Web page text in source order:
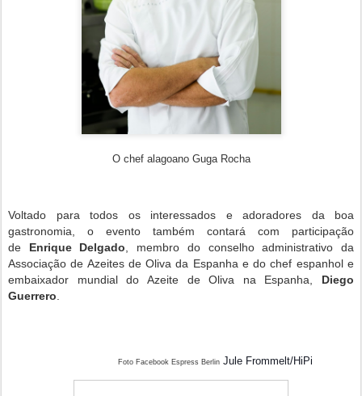
O chef alagoano Guga Rocha
Voltado para todos os interessados e adoradores da boa
gastronomia, o evento também contará com participação
de Enrique Delgado , membro do conselho administrativo da
Associação de Azeites de Oliva da Espanha e do chef espanhol e
embaixador mundial do Azeite de Oliva na Espanha, Diego
Guerrero
Foto Facebook Espress Berlin Jule Frommelt/HiPi